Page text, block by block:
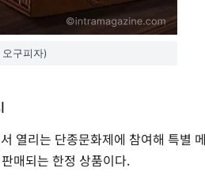
구피자)
열리는 단종문화제에 참여해 특별
매되는 한정 상품이다.